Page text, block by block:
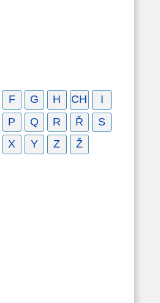
F G H CH
I
P Q R Ř
S
X Y Z Ž